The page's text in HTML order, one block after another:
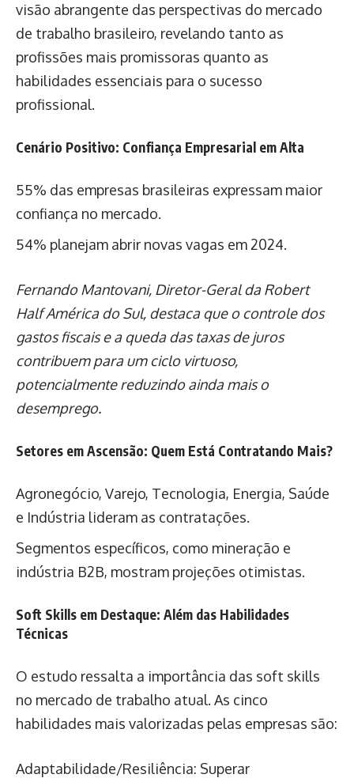
visão abrangente das perspectivas do mercado
de trabalho brasileiro, revelando tanto as
profissões mais promissoras quanto as
habilidades essenciais para o sucesso
profissional.
Cenário Positivo: Confiança Empresarial em Alta
55% das empresas brasileiras expressam maior
confiança no mercado.
54% planejam abrir novas vagas em 2024.
Fernando Mantovani, Diretor-Geral da Robert
Half América do Sul, destaca que o controle dos
gastos fiscais e a queda das taxas de juros
contribuem para um ciclo virtuoso,
potencialmente reduzindo ainda mais o
desemprego.
Setores em Ascensão: Quem Está Contratando Mais?
Agronegócio, Varejo, Tecnologia, Energia, Saúde
e Indústria lideram as contratações.
Segmentos específicos, como mineração e
indústria B2B, mostram projeções otimistas.
Soft Skills em Destaque: Além das Habilidades
Técnicas
O estudo ressalta a importância das soft skills
no mercado de trabalho atual. As cinco
habilidades mais valorizadas pelas empresas são:
Adaptabilidade/Resiliência: Superar